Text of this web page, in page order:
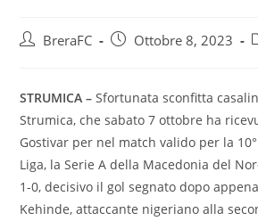
BreraFC Ottobre 8, 2023
STRUMICA – Sfortunata sconfitta
Strumica, che sabato 7 ottobre ha
Gostivar per nel match valido per la
Liga, la Serie A della Macedonia del
1-0, decisivo il gol segnato dopo
Kehinde, attaccante nigeriano alla